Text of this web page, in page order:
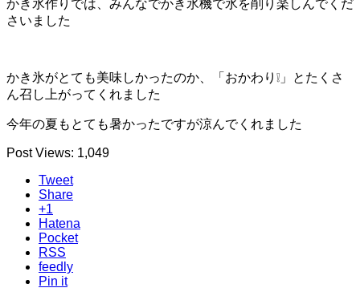
かき氷作りでは、みんなでかき氷機で氷を削り楽しんでくだ
さいました
かき氷がとても美味しかったのか、「おかわり❕」とたくさ
ん召し上がってくれました
今年の夏もとても暑かったですが涼んでくれました
Post Views: 1,049
Tweet
Share
+1
Hatena
Pocket
RSS
feedly
Pin it